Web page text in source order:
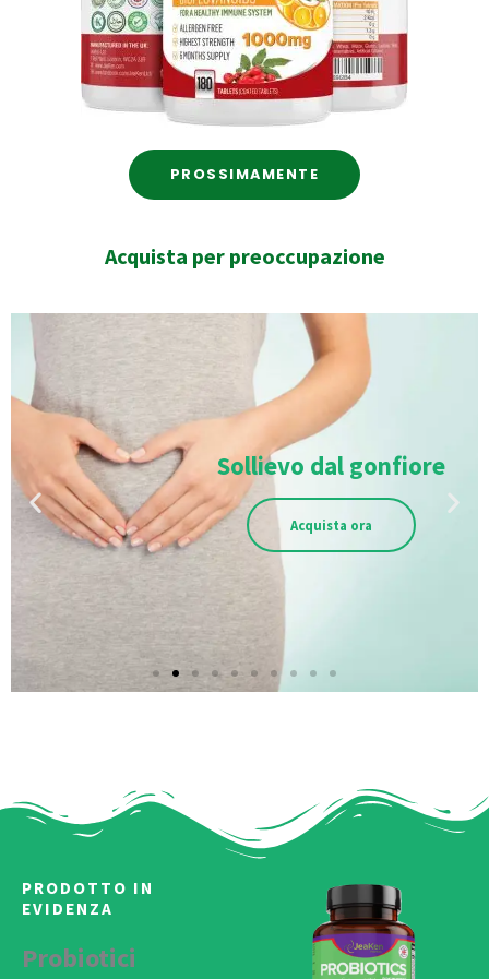
PROSSIMAMENTE
Acquista per preoccupazione
Sollievo dal gonfiore
Acquista ora
PRODOTTO IN
EVIDENZA
Probiotici